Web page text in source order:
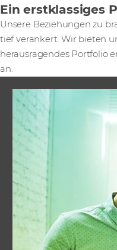
Ein erstklassiges
Unsere Beziehungen zu
tief verankert. Wir bieten
herausragendes Portfolio
an.